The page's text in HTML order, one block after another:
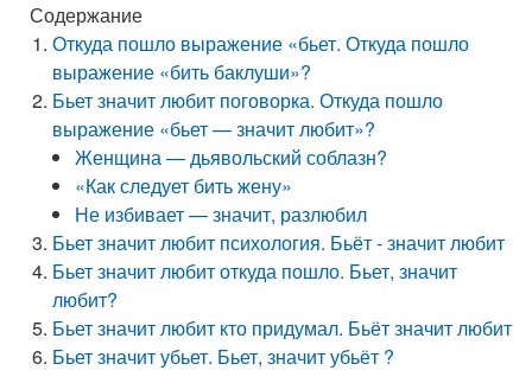
Содержание
Откуда пошло выражение «бьет. Откуда пошло
выражение «бить баклуши»?
Бьет значит любит поговорка. Откуда пошло
выражение «бьет — значит любит»?
Женщина — дьявольский соблазн?
«Как следует бить жену»
Не избивает — значит, разлюбил
Бьет значит любит психология. Бьёт - значит любит
Бьет значит любит откуда пошло. Бьет, значит
любит?
Бьет значит любит кто придумал. Бьёт значит любит
Бьет значит убьет. Бьет, значит убьёт ?